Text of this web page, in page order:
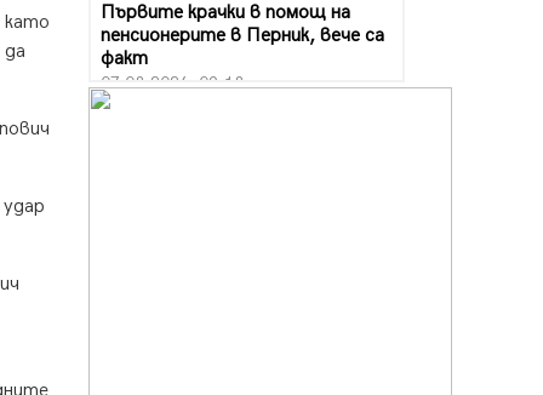
като
Първите крачки в помощ на
пенсионерите в Перник, вече са
факт
07.08.2026, 09:18